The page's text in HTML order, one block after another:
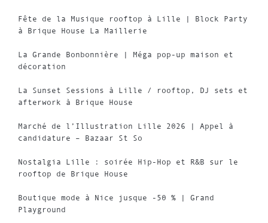
Fête de la Musique rooftop à Lille | Block Party
à Brique House La Maillerie
La Grande Bonbonnière | Méga pop-up maison et
décoration
La Sunset Sessions à Lille / rooftop, DJ sets et
afterwork à Brique House
Marché de l’Illustration Lille 2026 | Appel à
candidature – Bazaar St So
Nostalgia Lille : soirée Hip-Hop et R&B sur le
rooftop de Brique House
Boutique mode à Nice jusque -50 % | Grand
Playground